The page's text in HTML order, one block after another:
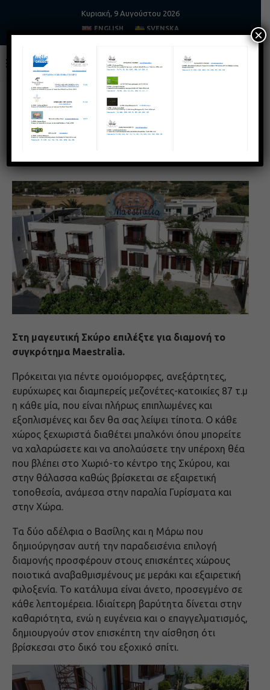
Κυριακή, 9 Αυγούστου 2026
ENGLISH SVENSKA
Home Τουρισμός MAESTRALIA ΣΚΥΡΟΣ
ΤΟΥΡΙΣΜΌΣ
8 Ιανουαρίου, 2026
Στη μαγευτική Σκύρο επιλέξτε για διαμονή το
συγκρότημα Maestralia.
Πρόκειται για πέντε ομοιόμορφες, ανεξάρτητες,
ευρύχωρες και διαμπερείς μεζονέτες-κατοικίες 87 τ.μ
η κάθε μία, που είναι πλήρως επιπλωμένες και
εξοπλισμένες και δεν θα σας λείψει τίποτα. Ο κάθε
χώρος ξεχωριστά διαθέτει μπαλκόνι όπου μπορείτε
να χαλαρώσετε και να απολαύσετε την υπέροχη θέα
που βλέπει στο Χωριό-το κέντρο της Σκύρου, και
στην θάλασσα καθώς βρίσκεται σε εξαιρετική
τοποθεσία, ανάμεσα στην παραλία Γυρίσματα και
στην Χώρα.
Τα δύο αδέλφια ο Βασίλης και η Μάρω που
δημιούργησαν αυτή την παραδεισένια επιλογή
διαμονής προσφέρουν στους επισκέπτες χώρους
ποιοτικά αναβαθμισμένους με μεράκι και εξαιρετική
φιλοξενία. Το κατάλυμα είναι άνετο, προσεγμένο σε
κάθε λεπτομέρεια. Ιδιαίτερη βαρύτητα δίνεται στην
καθαριότητα, ενώ η ευγένεια και ο επαγγελματισμός,
δημιουργούν στον επισκέπτη την αίσθηση ότι
βρίσκεσαι στο δικό του εξοχικό σπίτι.
×